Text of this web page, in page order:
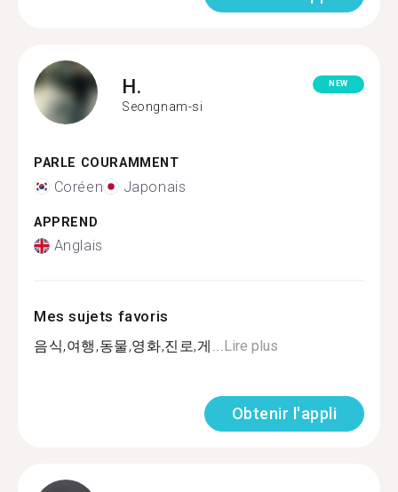
H.
Seongnam-si
NEW
PARLE COURAMMENT
Coréen Japonais
APPREND
Anglais
Mes sujets favoris
음식,여행,동물,영화,진로,게...Lire plus
Obtenir l'appli